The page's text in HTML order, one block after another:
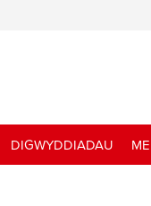
DIGWYDDIADAU